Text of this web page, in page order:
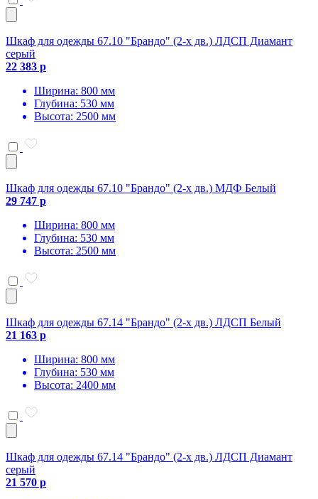
Шкаф для одежды 67.10 "Брандо" (2-х дв.) ЛДСП Диамант
серый
22 383 р
Ширина: 800 мм
Глубина: 530 мм
Высота: 2500 мм
Шкаф для одежды 67.10 "Брандо" (2-х дв.) МДФ Белый
29 747 р
Ширина: 800 мм
Глубина: 530 мм
Высота: 2500 мм
Шкаф для одежды 67.14 "Брандо" (2-х дв.) ЛДСП Белый
21 163 р
Ширина: 800 мм
Глубина: 530 мм
Высота: 2400 мм
Шкаф для одежды 67.14 "Брандо" (2-х дв.) ЛДСП Диамант
серый
21 570 р